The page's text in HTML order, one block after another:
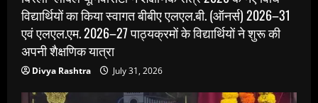
विद्यार्थियों का किया स्वागत बीबीए एलएल.बी. (ऑनर्स) 2026–31
एवं एलएल.एम. 2026–27 पाठ्यक्रमों के विद्यार्थियों ने शुरू की
अपनी शैक्षणिक यात्रा
Divya Rashtra July 31, 2026